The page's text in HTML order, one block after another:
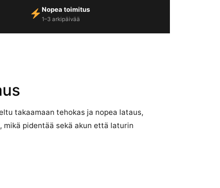
Nopea toimitus
1–3 arkipäivää
takaamaan tehokas ja nopea lataus,
pidentää sekä akun että laturin